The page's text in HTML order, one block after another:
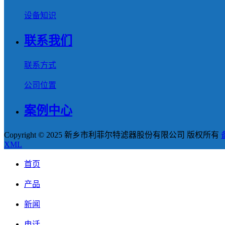
设备知识
联系我们
联系方式
公司位置
案例中心
Copyright © 2025 新乡市利菲尔特滤器股份有限公司 版权所有
XML
首页
产品
新闻